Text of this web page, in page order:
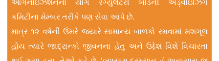
ઑર્ગેનાઇઝેશનના યોગ રેગ્યુલેટરી બોર્ડની ઍડ્વાઇઝ‌િંગ
કમિટીના મેમ્બર તરીકે પણ સેવા આપે છે.
માત્ર ૧૨ વર્ષની ઉંમરે જ્યારે સામાન્ય બાળકો રમવામાં મશગૂલ
હોય ત્યારે જાદ્રાન્કો જીવનના હેતુ અને ઉદ્દેશ વિશે વિચારતા